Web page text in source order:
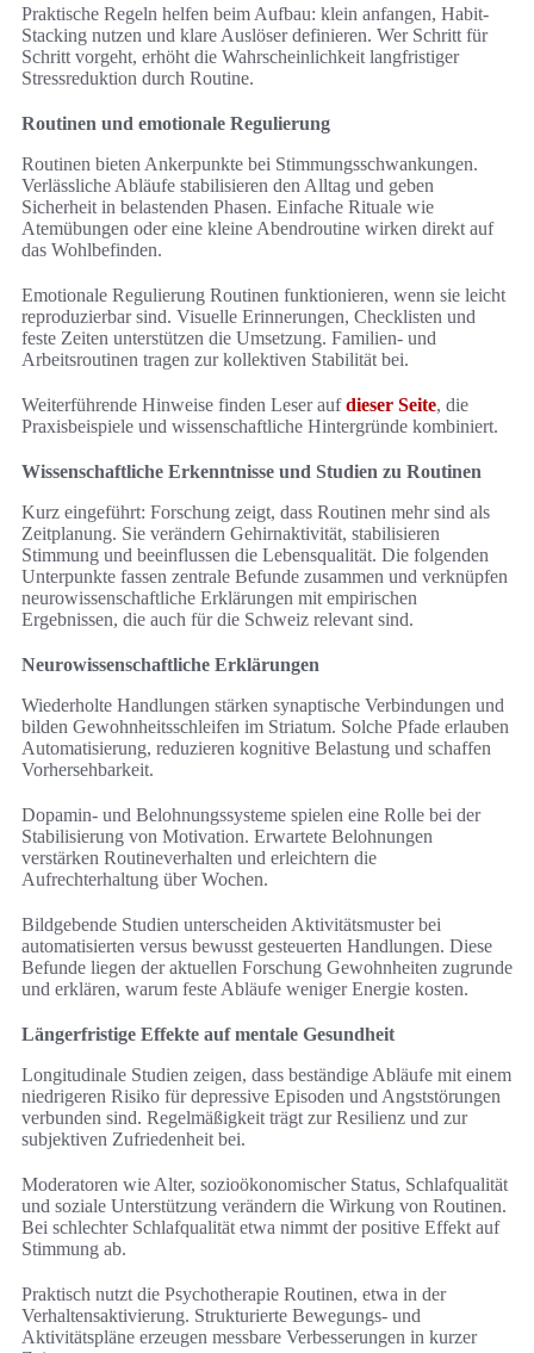
Praktische Regeln helfen beim Aufbau: klein anfangen, Habit-
Stacking nutzen und klare Auslöser definieren. Wer Schritt für
Schritt vorgeht, erhöht die Wahrscheinlichkeit langfristiger
Stressreduktion durch Routine.
Routinen und emotionale Regulierung
Routinen bieten Ankerpunkte bei Stimmungsschwankungen.
Verlässliche Abläufe stabilisieren den Alltag und geben
Sicherheit in belastenden Phasen. Einfache Rituale wie
Atemübungen oder eine kleine Abendroutine wirken direkt auf
das Wohlbefinden.
Emotionale Regulierung Routinen funktionieren, wenn sie leicht
reproduzierbar sind. Visuelle Erinnerungen, Checklisten und
feste Zeiten unterstützen die Umsetzung. Familien- und
Arbeitsroutinen tragen zur kollektiven Stabilität bei.
Weiterführende Hinweise finden Leser aufdieser Seite, die
Praxisbeispiele und wissenschaftliche Hintergründe kombiniert.
Wissenschaftliche Erkenntnisse und Studien zu Routinen
Kurz eingeführt: Forschung zeigt, dass Routinen mehr sind als
Zeitplanung. Sie verändern Gehirnaktivität, stabilisieren
Stimmung und beeinflussen die Lebensqualität. Die folgenden
Unterpunkte fassen zentrale Befunde zusammen und verknüpfen
neurowissenschaftliche Erklärungen mit empirischen
Ergebnissen, die auch für die Schweiz relevant sind.
Neurowissenschaftliche Erklärungen
Wiederholte Handlungen stärken synaptische Verbindungen und
bilden Gewohnheitsschleifen im Striatum. Solche Pfade erlauben
Automatisierung, reduzieren kognitive Belastung und schaffen
Vorhersehbarkeit.
Dopamin‑ und Belohnungssysteme spielen eine Rolle bei der
Stabilisierung von Motivation. Erwartete Belohnungen
verstärken Routineverhalten und erleichtern die
Aufrechterhaltung über Wochen.
Bildgebende Studien unterscheiden Aktivitätsmuster bei
automatisierten versus bewusst gesteuerten Handlungen. Diese
Befunde liegen der aktuellen Forschung Gewohnheiten zugrunde
und erklären, warum feste Abläufe weniger Energie kosten.
Längerfristige Effekte auf mentale Gesundheit
Longitudinale Studien zeigen, dass beständige Abläufe mit einem
niedrigeren Risiko für depressive Episoden und Angststörungen
verbunden sind. Regelmäßigkeit trägt zur Resilienz und zur
subjektiven Zufriedenheit bei.
Moderatoren wie Alter, sozioökonomischer Status, Schlafqualität
und soziale Unterstützung verändern die Wirkung von Routinen.
Bei schlechter Schlafqualität etwa nimmt der positive Effekt auf
Stimmung ab.
Praktisch nutzt die Psychotherapie Routinen, etwa in der
Verhaltensaktivierung. Strukturierte Bewegungs‑ und
Aktivitätspläne erzeugen messbare Verbesserungen in kurzer